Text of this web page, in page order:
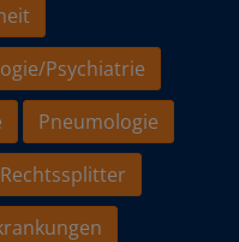
Psychiatrie
Pneumologie
Rechtssplitter